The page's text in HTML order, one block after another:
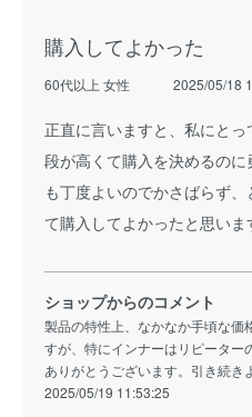
購入してよかった
60代以上 女性 2025/05/18
正直に言いますと、私にと
段が高くて購入を決めるの
も丁度よいのでかさばらず
て購入してよかったと思いま
ショップからのコメント
製品の特性上、なかなか手頃な価
すが、特にインナーはリピーター
ありがとうございます。引き続き
2025/05/19 11:53:25